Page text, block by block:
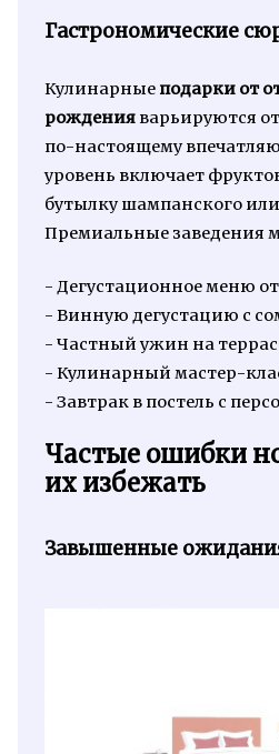
Гастрономические
Кулинарные подарки от
рожденияварьируются
по-настоящему
уровень включает
бутылку шампанского
Премиальные заведения
- Дегустационное меню
- Винную дегустацию с
- Частный ужин на
- Кулинарный мастер-
- Завтрак в постель с
Частые ошибки
их избежать
Завышенные